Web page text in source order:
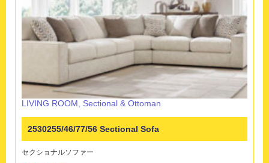
LIVING ROOM Sectional & Ottoman
2530255/46/77/56 Sectional Sofa
セクショナルソファー